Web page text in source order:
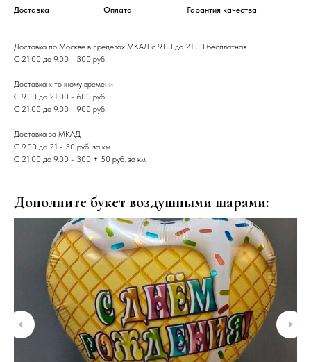
Доставка Оплата Гарантия качества
Доставка по Москве в пределах МКАД с 9.00 до 21.00 бесплатная
С 21.00 до 9.00 - 300 руб.
Доставка к точному времени
С 9.00 до 21.00 - 600 руб.
С 21.00 до 9.00 - 900 руб.
Доставка за МКАД
С 9.00 до 21 - 50 руб. за км
С 21.00 до 9.00 - 300 + 50 руб. за км
Дополните букет воздушными шарами: